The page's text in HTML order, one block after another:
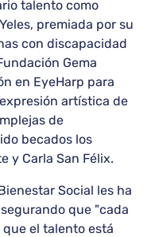
talento como
premiada por su
con discapacidad
Gema
en EyeHarp para
artística de
de
becados los
y Carla San Félix.
Social les ha
que "cada
el talento está